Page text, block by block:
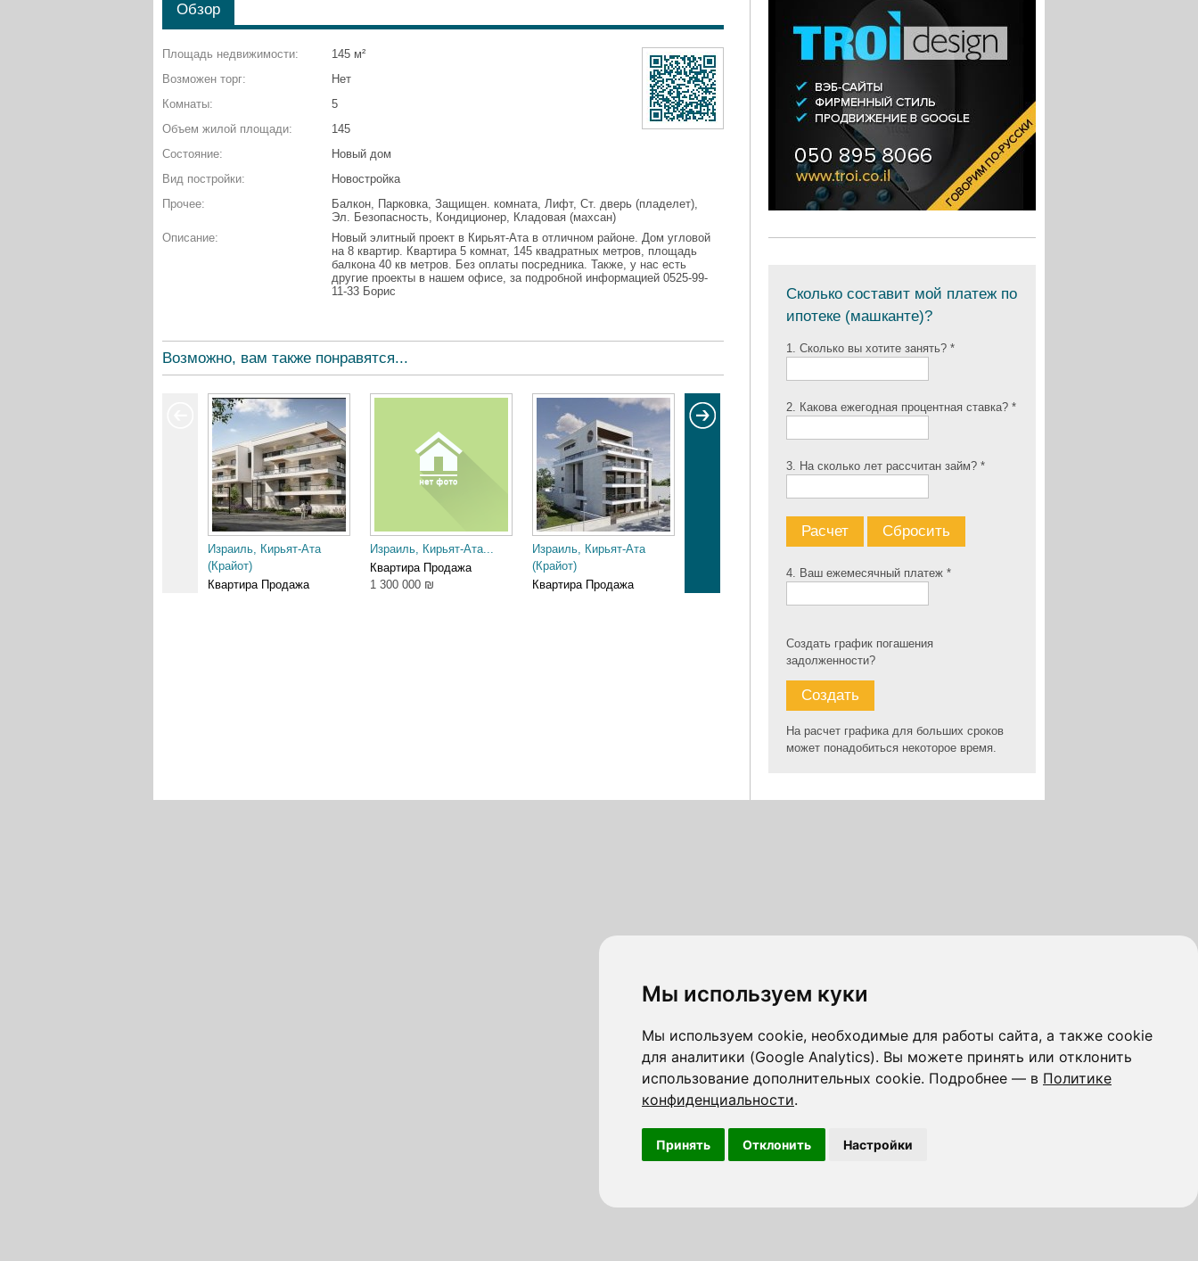
Мы используем куки
Мы используем cookie, необходимые для работы сайта, а также cookie
для аналитики (Google Analytics). Вы можете принять или отклонить
использование дополнительных cookie. Подробнее — в Политике
конфиденциальности.
Принять Отклонить Настройки
Обзор
Площадь недвижимости:
145 м²
Возможен торг:
Нет
Комнаты:
5
Объем жилой площади:
145
Состояние:
Новый дом
Вид постройки:
Новостройка
Прочее:
Балкон, Парковка, Защищен. комната, Лифт, Ст. дверь (пладелет),
Эл. Безопасность, Кондиционер, Кладовая (махсан)
Описание:
Новый элитный проект в Кирьят-Ата в отличном районе. Дом угловой
на 8 квартир. Квартира 5 комнат, 145 квадратных метров, площадь
балкона 40 кв метров. Без оплаты посредника. Также, у нас есть
другие проекты в нашем офисе, за подробной информацией 0525-99-
11-33 Борис
Возможно, вам также понравятся...
Израиль, Кирьят-Ата
(Крайот)
Квартира Продажа
Израиль, Кирьят-Ата...
Квартира Продажа
1 300 000 ₪
Израиль, Кирьят-Ата
(Крайот)
Квартира Продажа
Израиль, Кирьят-Ата
Квартира Продажа
Израиль, Кирьят-Ата
(Крайот)
Квартира Продажа
1 500 000 ₪
Сколько составит мой платеж по
ипотеке (машканте)?
1. Сколько вы хотите занять? *
2. Какова ежегодная процентная ставка? *
3. На сколько лет рассчитан займ? *
4. Ваш ежемесячный платеж *
Создать график погашения
задолженности?
На расчет графика для больших сроков
может понадобиться некоторое время.